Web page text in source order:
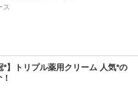
ス
*】トリプル薬用クリーム 人気*の